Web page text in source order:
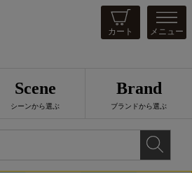
カート メニュー
Scene
シーンから選ぶ
Brand
ブランドから選ぶ